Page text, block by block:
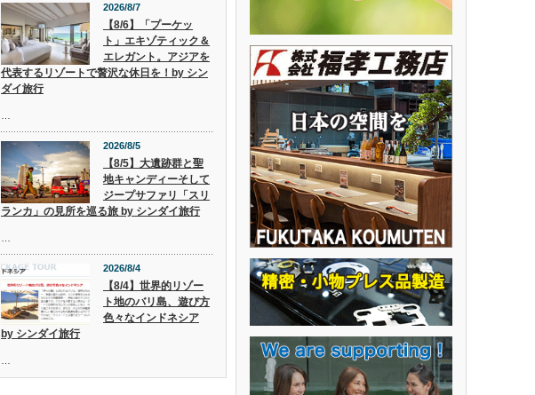
2026/8/7
【8/6】「プーケッ
ト」エキゾティック＆
エレガント。アジアを
代表するリゾートで贅沢な休日を！by シン
ダイ旅行
2026/8/5
【8/5】大遺跡群と聖
地キャンディーそして
ジープサファリ「スリ
ランカ」の見所を巡る旅 by シンダイ旅行
2026/8/4
【8/4】世界的リゾー
ト地のバリ島、遊び方
色々なインドネシア
by シンダイ旅行